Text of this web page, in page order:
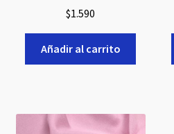
$1.590
Añadir al carrito